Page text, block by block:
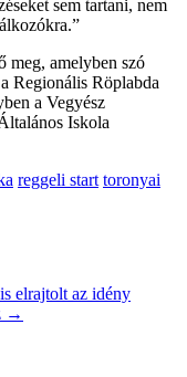
sem tartani, nem
meg, amelyben szó
Regionális Röplabda
a Vegyész
Iskola
reggeli start toronyai
elrajtolt az idény
→